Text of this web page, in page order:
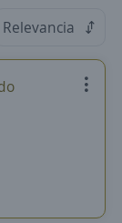
Relevancia